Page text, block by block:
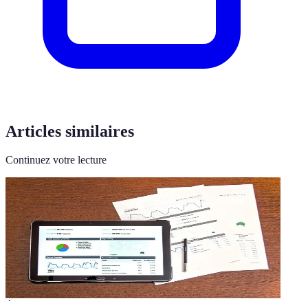
Articles similaires
Continuez votre lecture